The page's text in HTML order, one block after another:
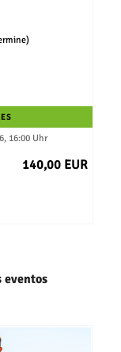
16:00 Uhr
140,00 EUR
eventos